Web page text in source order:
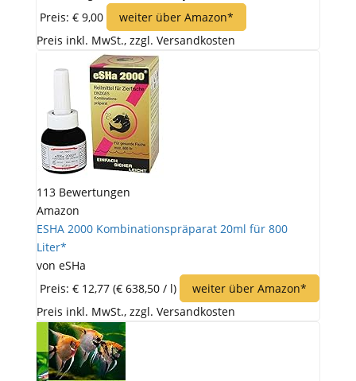
Preis: € 9,00
weiter über Amazon*
Preis inkl. MwSt., zzgl. Versandkosten
113 Bewertungen
Amazon
ESHA 2000 Kombinationspräparat 20ml für 800
Liter*
von eSHa
Preis: € 12,77 (€ 638,50 / l)
weiter über Amazon*
Preis inkl. MwSt., zzgl. Versandkosten